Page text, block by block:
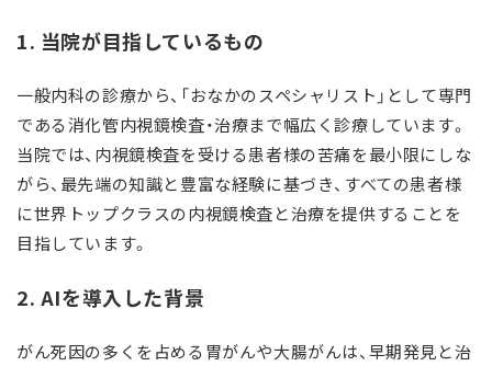
1. 当院が目指しているもの
一般内科の診療から、「おなかのスペシャリスト」として専門
である消化管内視鏡検査・治療まで幅広く診療しています。
当院では、内視鏡検査を受ける患者様の苦痛を最小限にしな
がら、最先端の知識と豊富な経験に基づき、すべての患者様
に世界トップクラスの内視鏡検査と治療を提供することを
目指しています。
2. AIを導入した背景
がん死因の多くを占める胃がんや大腸がんは、早期発見と治